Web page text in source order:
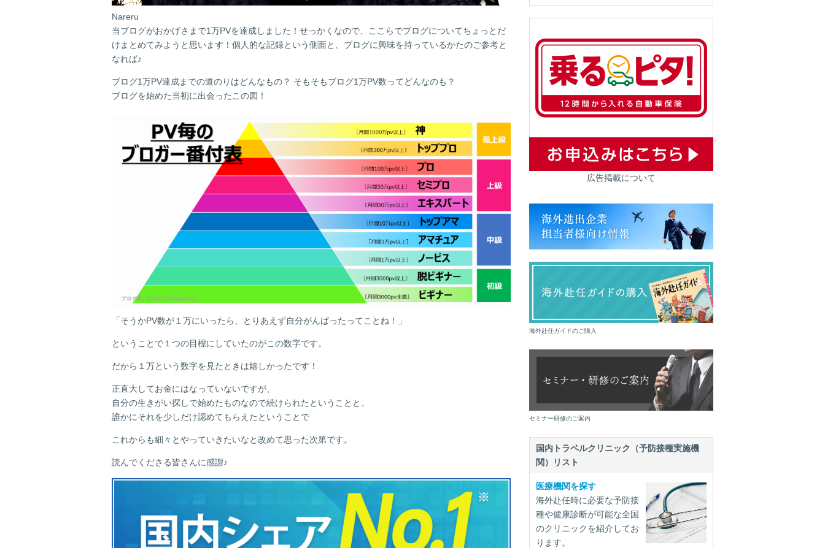
Nareru
当ブログがおかげさまで1万PVを達成しました！せっかくなので、ここらでブログについてちょっとだ
けまとめてみようと思います！個人的な記録という側面と、ブログに興味を持っているかたのご参考と
なれば♪
ブログ1万PV達成までの道のりはどんなもの？ そもそもブログ1万PV数ってどんなのも？
ブログを始めた当初に出会ったこの図！
「そうかPV数が１万にいったら、とりあえず自分がんばったってことね！」
ということで１つの目標にしていたのがこの数字です。
だから１万という数字を見たときは嬉しかったです！
正直大してお金にはなっていないですが、
自分の生きがい探しで始めたものなので続けられたということと、
誰かにそれを少しだけ認めてもらえたということで
これからも細々とやっていきたいなと改めて思った次第です。
読んでくださる皆さんに感謝♪
広告掲載について
海外赴任ガイドのご購入
セミナー研修のご案内
国内トラベルクリニック（予防接種実施機
関）リスト
医療機関を探す
海外赴任時に必要な予防接
種や健康診断が可能な全国
のクリニックを紹介してお
ります。